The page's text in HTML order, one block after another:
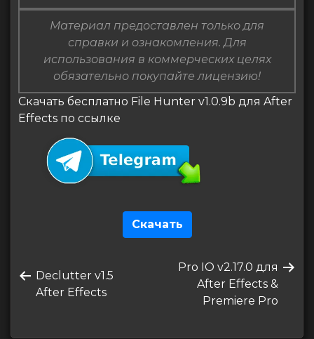
Материал предоставлен только для
справки и ознакомления. Для
использования в коммерческих целях
обязательно покупайте лицензию!
Скачать бесплатно File Hunter v1.0.9b для After
Effects по ссылке
Скачать
по
записям
Предыдущая
запись
Declutter v1.5
After Effects
Следующая
запись
Pro IO v2.17.0 для
After Effects &
Premiere Pro